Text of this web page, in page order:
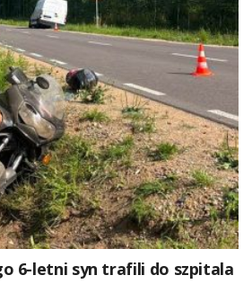
6-letni syn trafili do szpitala